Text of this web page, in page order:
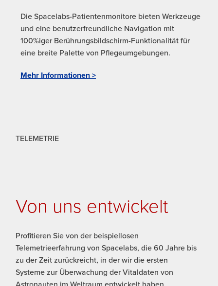
Die Spacelabs-Patientenmonitore bieten Werkzeuge
und eine benutzerfreundliche Navigation mit
100%iger Berührungsbildschirm-Funktionalität für
eine breite Palette von Pflegeumgebungen.
Mehr Informationen >
TELEMETRIE
Von uns entwickelt
Profitieren Sie von der beispiellosen
Telemetrieerfahrung von Spacelabs, die 60 Jahre bis
zu der Zeit zurückreicht, in der wir die ersten
Systeme zur Überwachung der Vitaldaten von